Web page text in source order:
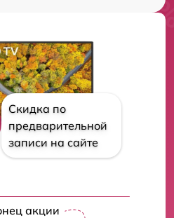
Скидка по
предварительной
записи на сайте
акции